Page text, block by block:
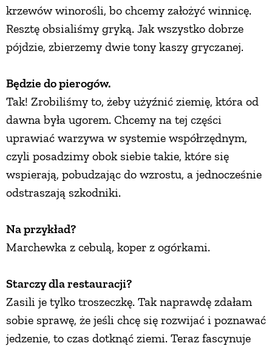
krzewów winorośli, bo chcemy założyć winnicę.
Resztę obsialiśmy gryką. Jak wszystko dobrze
pójdzie, zbierzemy dwie tony kaszy gryczanej.
Będzie do pierogów.
Tak! Zrobiliśmy to, żeby użyźnić ziemię, która od
dawna była ugorem. Chcemy na tej części
uprawiać warzywa w systemie współrzędnym,
czyli posadzimy obok siebie takie, które się
wspierają, pobudzając do wzrostu, a jednocześnie
odstraszają szkodniki.
Na przykład?
Marchewka z cebulą, koper z ogórkami.
Starczy dla restauracji?
Zasili je tylko troszeczkę. Tak naprawdę zdałam
sobie sprawę, że jeśli chcę się rozwijać i poznawać
jedzenie, to czas dotknąć ziemi. Teraz fascynuje